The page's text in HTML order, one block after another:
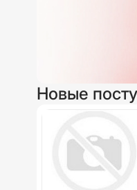
Новые